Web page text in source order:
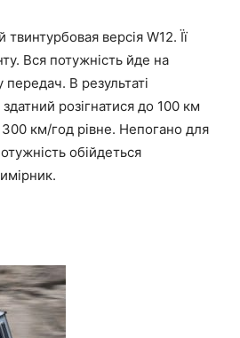
версія W12. Її
Вся потужність йде на
В результаті
розігнатися до 100 км
км/год рівне. Непогано для
обійдеться